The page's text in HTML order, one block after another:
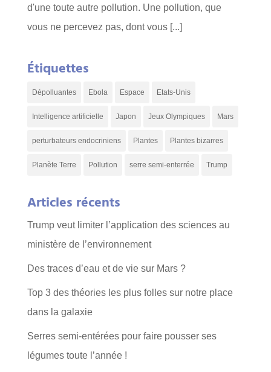
d'une toute autre pollution. Une pollution, que
vous ne percevez pas, dont vous [...]
Étiquettes
Dépolluantes Ebola Espace Etats-Unis
Intelligence artificielle Japon Jeux Olympiques Mars
perturbateurs endocriniens Plantes Plantes bizarres
Planète Terre Pollution serre semi-enterrée Trump
Articles récents
Trump veut limiter l’application des sciences au
ministère de l’environnement
Des traces d’eau et de vie sur Mars ?
Top 3 des théories les plus folles sur notre place
dans la galaxie
Serres semi-entérées pour faire pousser ses
légumes toute l’année !